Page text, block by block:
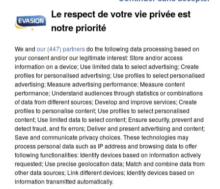
L’UN DES FONDATEURS SUPPOSÉS DE LA DZ
MAFIA INTERPELLÉ EN ALGÉRIE
Le respect de votre vie privée est
notre priorité
We and our (447) partnersdo the following data processing based on
your consent and/or our legitimate interest: Store and/or access
information on a device; Use limited data to select advertising; Create
profiles for personalised advertising; Use profiles to select personalised
advertising; Measure advertising performance; Measure content
performance; Understand audiences through statistics or combinations
of data from different sources; Develop and improve services; Create
profiles to personalise content; Use profiles to select personalised
content; Use limited data to select content; Ensure security, prevent and
detect fraud, and fix errors; Deliver and present advertising and content;
Save and communicate privacy choices. These technologies may
process personal data such as IP address and browsing data to offer
following functionalities: Identify devices based on information actively
requested; Use precise geolocation data; Match and combine data from
other data sources; Link different devices; Identify devices based on
information transmitted automatically.